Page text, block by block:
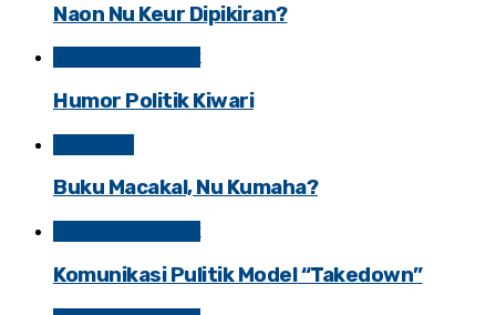
Naon Nu Keur Dipikiran?
Humor Politik Kiwari
Buku Macakal, Nu Kumaha?
Komunikasi Pulitik Model “Takedown”